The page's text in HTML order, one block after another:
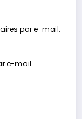
par e-mail.
e-mail.